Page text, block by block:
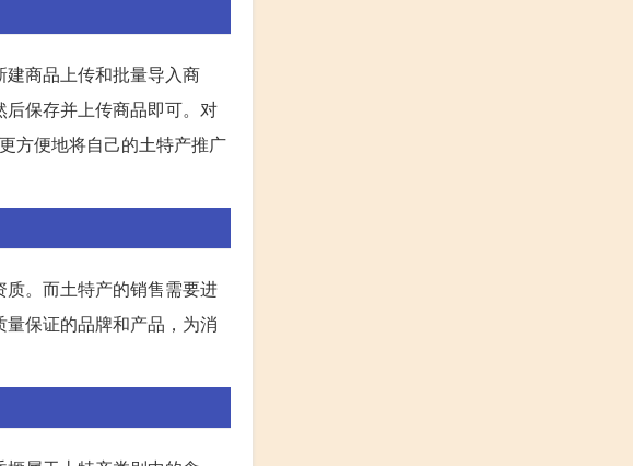
商品上传和批量导入商
保存并上传商品即可。对
方便地将自己的土特产推广
。而土特产的销售需要进
保证的品牌和产品，为消